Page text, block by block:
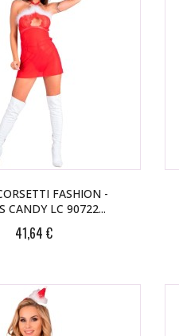
FASHION -
CANDY LC 90722...
41,64 €